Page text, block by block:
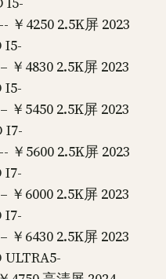
4250 2.5K屏 2023
I5-
4830 2.5K屏 2023
I5-
5450 2.5K屏 2023
I7-
5600 2.5K屏 2023
I7-
6000 2.5K屏 2023
I7-
6430 2.5K屏 2023